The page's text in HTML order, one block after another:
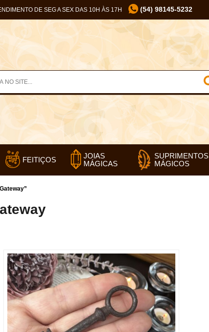
DE SEG A SEX DAS 10H ÀS 17H (54) 98145-5232
FEITIÇOS
JOIAS
MÁGICAS
SUPRIMENTOS
MÁGICOS